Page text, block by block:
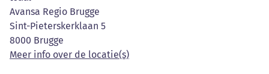
Avansa Regio Brugge
Sint-Pieterskerklaan 5
8000 Brugge
Meer info over de locatie(s)